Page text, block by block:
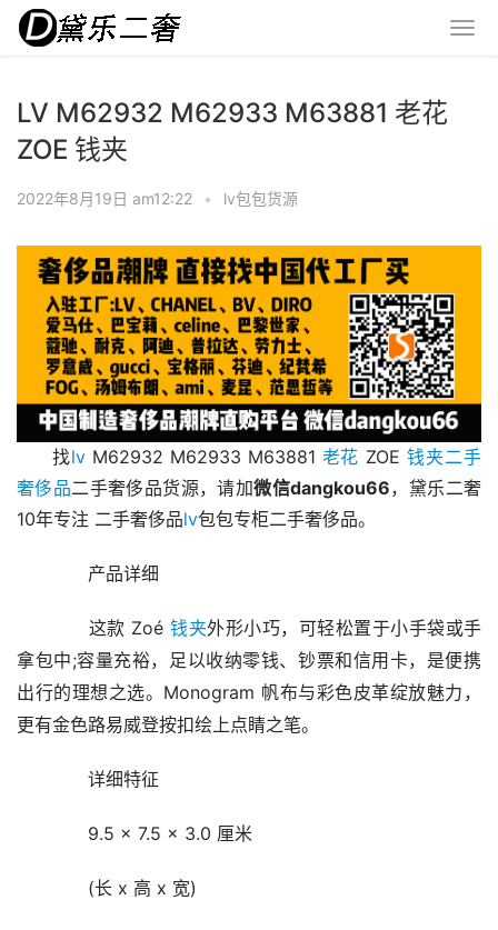
LV M62932 M62933 M63881 老花
ZOE 钱夹
2022年8月19日 am12:22 • lv包包货源
找lv M62932 M62933 M63881 老花 ZOE 钱夹二手
奢侈品二手奢侈品货源，请加微信dangkou66，黛乐二奢
10年专注 二手奢侈品lv包包专柜二手奢侈品。
产品详细
这款 Zoé 钱夹外形小巧，可轻松置于小手袋或手
拿包中;容量充裕，足以收纳零钱、钞票和信用卡，是便携
出行的理想之选。Monogram 帆布与彩色皮革绽放魅力，
更有金色路易威登按扣绘上点睛之笔。
详细特征
9.5 x 7.5 x 3.0 厘米
(长 x 高 x 宽)